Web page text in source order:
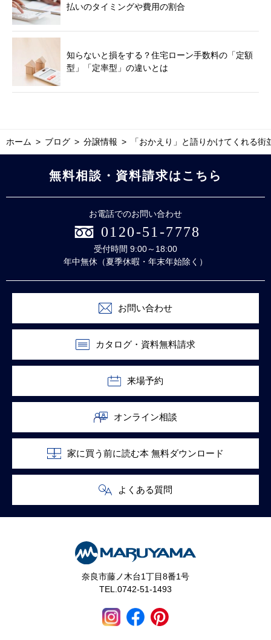
払いのタイミングや費用の割合
知らないと損をする？住宅ローン手数料の「定額
型」「定率型」の違いとは
ホーム ブログ 分譲情報 「おかえり」と語りかけてくれる街
無料相談・資料請求はこちら
お電話でのお問い合わせ
0120-51-7778
受付時間 9:00～18:00
年中無休（夏季休暇・年末年始除く）
お問い合わせ
カタログ・資料無料請求
来場予約
オンライン相談
家に買う前に読む本 無料ダウンロード
よくある質問
奈良市藤ノ木台1丁目8番1号
TEL.0742-51-1493